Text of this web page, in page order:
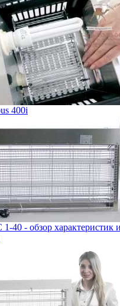
400i
40 - обзор характеристик